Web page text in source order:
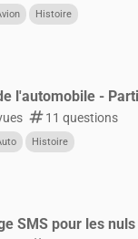
Histoire
l'automobile -
numbers11 questions
Histoire
SMS pour les nuls